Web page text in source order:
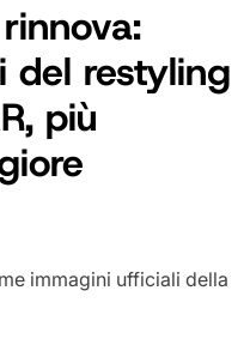
del restyling
più
immagini ufficiali della